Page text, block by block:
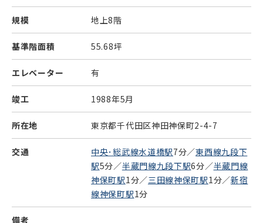
規模 地上8階
基準階面積 55.68坪
エレベーター 有
竣工 1988年5月
所在地 東京都千代田区神田神保町2-4-7
交通 中央･総武線水道橋駅7分／東西線九段下
駅5分／半蔵門線九段下駅6分／半蔵門線
神保町駅1分／三田線神保町駅1分／新宿
線神保町駅1分
備考